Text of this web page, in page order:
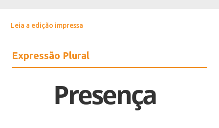
Leia a edição impressa
Expressão Plural
Presença